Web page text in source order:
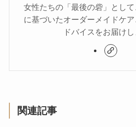
女性たちの「最後の砦」とし
に基づいたオーダーメイドケ
ドバイスをお届けし
関連記事